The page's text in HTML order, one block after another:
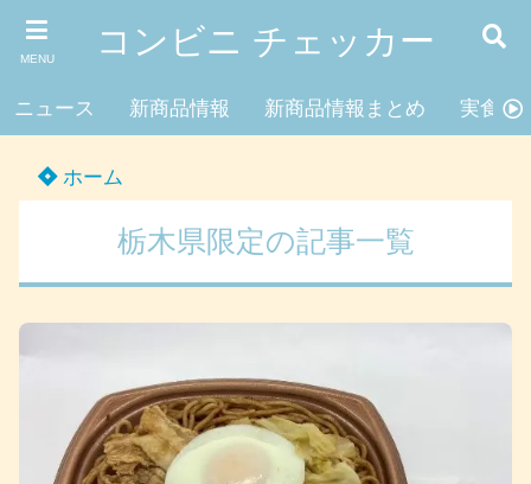
MENU コンビニ チェッカー
ニュース 新商品情報 新商品情報まとめ 実食レ
ホーム
栃木県限定の記事一覧